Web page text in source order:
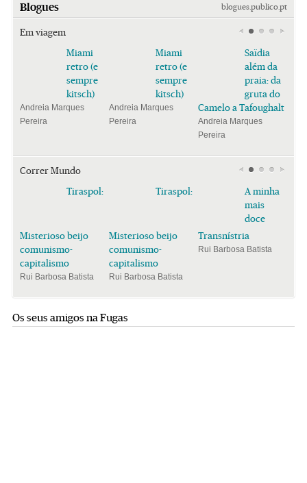
Blogues blogues.publico.pt
Em viagem
Miami
retro (e
sempre
kitsch)
Andreia Marques
Pereira
Miami
retro (e
sempre
kitsch)
Andreia Marques
Pereira
Saïdia
além da
praia: da
gruta do
Camelo a Tafoughalt
Andreia Marques
Pereira
Correr Mundo
Tiraspol:
Misterioso beijo
comunismo-
capitalismo
Rui Barbosa Batista
Tiraspol:
Misterioso beijo
comunismo-
capitalismo
Rui Barbosa Batista
A minha
mais
doce
Transnístria
Rui Barbosa Batista
Os seus amigos na Fugas